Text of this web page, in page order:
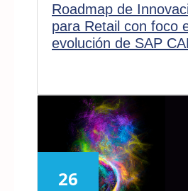
Roadmap de
para Retail con foco
evolución de SAP
26